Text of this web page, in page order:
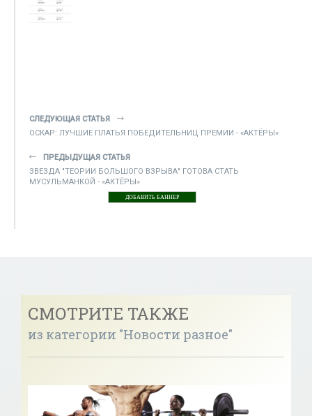
СЛЕДУЮЩАЯ СТАТЬЯ
ОСКАР: ЛУЧШИЕ ПЛАТЬЯ ПОБЕДИТЕЛЬНИЦ ПРЕМИИ - «АКТЁРЫ»
ПРЕДЫДУЩАЯ СТАТЬЯ
ЗВЕЗДА "ТЕОРИИ БОЛЬШОГО ВЗРЫВА" ГОТОВА СТАТЬ
МУСУЛЬМАНКОЙ - «АКТЁРЫ»
ДОБАВИТЬ БАННЕР
СМОТРИТЕ ТАКЖЕ
из категории "Новости разное"